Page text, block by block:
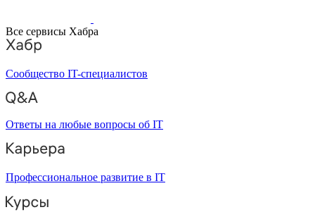
Все сервисы Хабра
Сообщество IT-специалистов
Ответы на любые вопросы об IT
Профессиональное развитие в IT